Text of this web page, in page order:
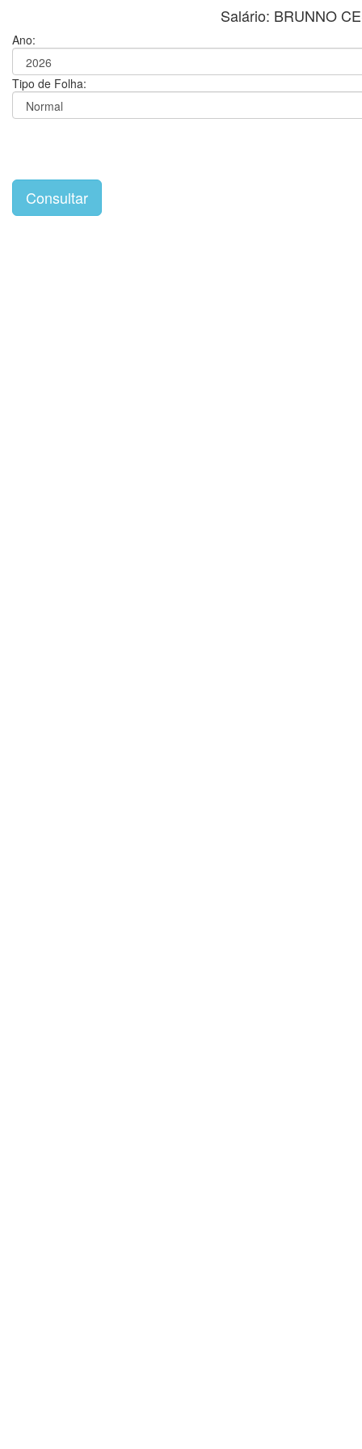
Salário: BRUNNO
Ano:
Tipo de Folha: